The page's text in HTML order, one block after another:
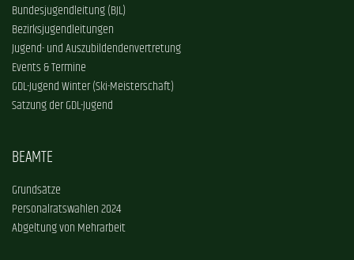
Bundesjugendleitung (BJL)
Bezirksjugendleitungen
Jugend- und Auszubildendenvertretung
Events & Termine
GDL-Jugend Winter (Ski-Meisterschaft)
Satzung der GDL-Jugend
BEAMTE
Grundsätze
Personalratswahlen 2024
Abgeltung von Mehrarbeit